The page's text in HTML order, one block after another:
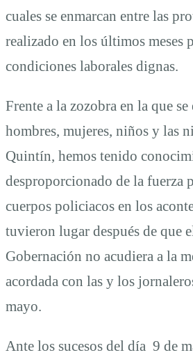
cuales se enmarcan entre las
realizado en los últimos meses
condiciones laborales dignas.
Frente a la zozobra en la que se
hombres, mujeres, niños y las
Quintín, hemos tenido
desproporcionado de la fuerza
cuerpos policiacos en los
tuvieron lugar después de que
Gobernación no acudiera a la
acordada con las y los
mayo.
Ante los sucesos del día 9 de